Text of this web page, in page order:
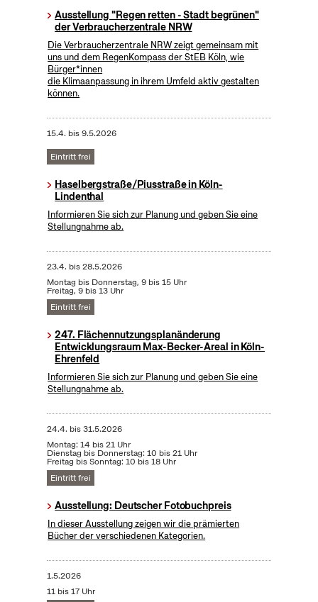
Ausstellung "Regen retten - Stadt begrünen"
der Verbraucherzentrale NRW
Die Verbraucherzentrale NRW zeigt gemeinsam mit
uns und dem RegenKompass der StEB Köln, wie
Bürger*innen
die Klimaanpassung in ihrem Umfeld aktiv gestalten
können.
15.4. bis9.5.2026
Eintritt frei
Haselbergstraße/Piusstraße in Köln-
Lindenthal
Informieren Sie sich zur Planung und geben Sie eine
Stellungnahme ab.
23.4. bis28.5.2026
Montag bis Donnerstag, 9 bis 15 Uhr
Freitag, 9 bis 13 Uhr
Eintritt frei
247. Flächennutzungsplanänderung
Entwicklungsraum Max-Becker-Areal in Köln-
Ehrenfeld
Informieren Sie sich zur Planung und geben Sie eine
Stellungnahme ab.
24.4. bis31.5.2026
Montag: 14 bis 21 Uhr
Dienstag bis Donnerstag: 10 bis 21 Uhr
Freitag bis Sonntag: 10 bis 18 Uhr
Eintritt frei
Ausstellung: Deutscher Fotobuchpreis
In dieser Ausstellung zeigen wir die prämierten
Bücher der verschiedenen Kategorien.
1.5.2026
11 bis 17 Uhr